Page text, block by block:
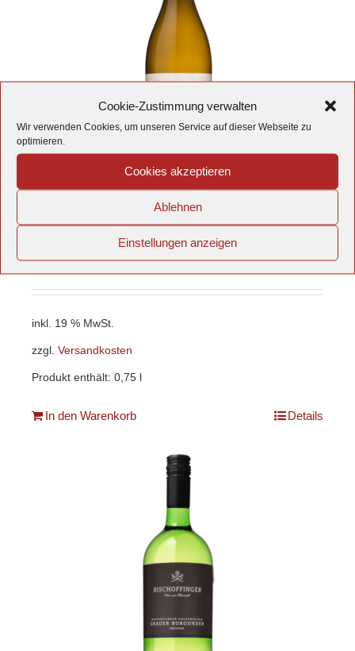
Cookie-Zustimmung verwalten
Wir verwenden Cookies, um unseren Service auf dieser Webseite zu
optimieren.
Cookies akzeptieren
Ablehnen
Einstellungen anzeigen
Bischoffinger Muskateller
Qualitätswein
inkl. 19 % MwSt.
zzgl. Versandkosten
Produkt enthält: 0,75 l
In den Warenkorb Details